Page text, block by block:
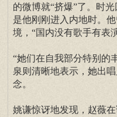
的微博就“挤爆”了。时
是他刚刚进入内地时。
境，“国内没有歌手有表
“她们在自我部分特别的
泉则清晰地表示，她出
念。
姚谦惊讶地发现，赵薇